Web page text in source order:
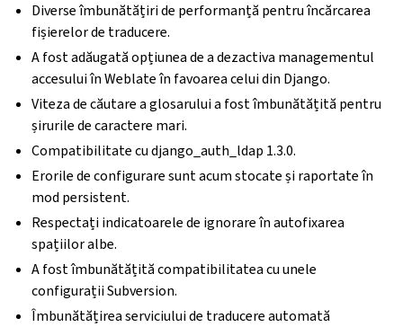
Diverse îmbunătățiri de performanță pentru încărcarea
fișierelor de traducere.
A fost adăugată opțiunea de a dezactiva managementul
accesului în Weblate în favoarea celui din Django.
Viteza de căutare a glosarului a fost îmbunătățită pentru
șirurile de caractere mari.
Compatibilitate cu django_auth_ldap 1.3.0.
Erorile de configurare sunt acum stocate și raportate în
mod persistent.
Respectați indicatoarele de ignorare în autofixarea
spațiilor albe.
A fost îmbunătățită compatibilitatea cu unele
configurații Subversion.
Îmbunătățirea serviciului de traducere automată